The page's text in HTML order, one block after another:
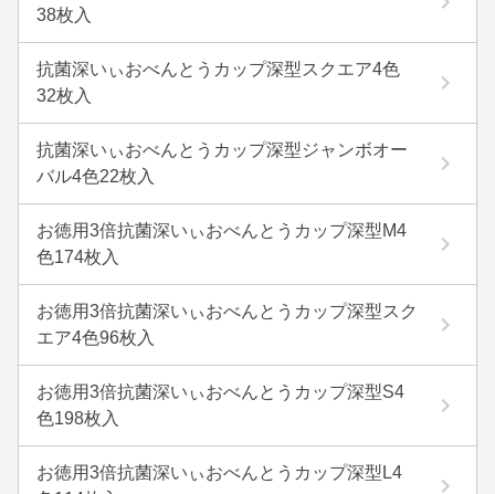
38枚入
抗菌深いぃおべんとうカップ深型スクエア4色
32枚入
抗菌深いぃおべんとうカップ深型ジャンボオー
バル4色22枚入
お徳用3倍抗菌深いぃおべんとうカップ深型M4
色174枚入
お徳用3倍抗菌深いぃおべんとうカップ深型スク
エア4色96枚入
お徳用3倍抗菌深いぃおべんとうカップ深型S4
色198枚入
お徳用3倍抗菌深いぃおべんとうカップ深型L4